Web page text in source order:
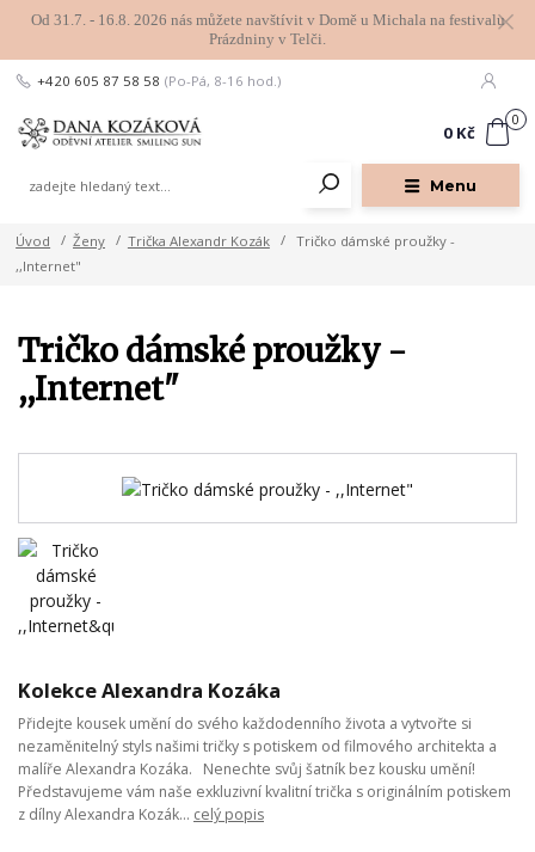
Od 31.7. - 16.8. 2026 nás můžete navštívit v Domě u Michala na festivalu
Prázdniny v Telči.
Menu
+420 605 87 58 58 (Po-Pá, 8-16 hod.)
0
0 Kč
Úvod Ženy Trička Alexandr Kozák
Tričko dámské proužky -
,,Internet"
Tričko dámské proužky -
,,Internet"
Kolekce Alexandra Kozáka
Přidejte kousek umění do svého každodenního života a vytvořte si
nezaměnitelný styls našimi tričky s potiskem od filmového architekta a
malíře Alexandra Kozáka. Nenechte svůj šatník bez kousku umění!
Představujeme vám naše exkluzivní kvalitní trička s originálním potiskem
z dílny Alexandra Kozák... celý popis